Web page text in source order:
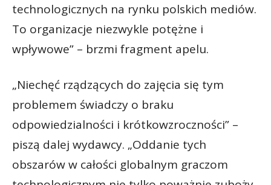
technologicznych na rynku polskich mediów.
To organizacje niezwykle potężne i
wpływowe” – brzmi fragment apelu.
„Niechęć rządzących do zajęcia się tym
problemem świadczy o braku
odpowiedzialności i krótkowzroczności” –
piszą dalej wydawcy. „Oddanie tych
obszarów w całości globalnym graczom